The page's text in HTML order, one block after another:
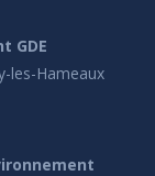
GDE
les-Hameaux